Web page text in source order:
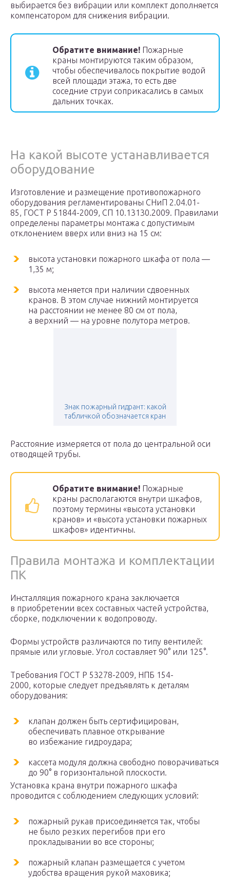
выбирается без вибрации или комплект дополняется
компенсатором для снижения вибрации.
Обратите внимание! Пожарные
краны монтируются таким образом,
чтобы обеспечивалось покрытие водой
всей площади этажа, то есть две
соседние струи соприкасались в самых
дальних точках.
На какой высоте устанавливается
оборудование
Изготовление и размещение противопожарного
оборудования регламентированы СНиП 2.04.01-
85, ГОСТ Р 51844-2009, СП 10.13130.2009. Правилами
определены параметры монтажа с допустимым
отклонением вверх или вниз на 15 см:
высота установки пожарного шкафа от пола —
1,35 м;
высота меняется при наличии сдвоенных
кранов. В этом случае нижний монтируется
на расстоянии не менее 80 см от пола,
а верхний — на уровне полутора метров.
Знак пожарный гидрант: какой
табличкой обозначается кран
Расстояние измеряется от пола до центральной оси
отводящей трубы.
Обратите внимание! Пожарные
краны располагаются внутри шкафов,
поэтому термины «высота установки
кранов» и «высота установки пожарных
шкафов» идентичны.
Правила монтажа и комплектации
ПК
Инсталляция пожарного крана заключается
в приобретении всех составных частей устройства,
сборке, подключении к водопроводу.
Формы устройств различаются по типу вентилей:
прямые или угловые. Угол составляет 90° или 125°.
Требования ГОСТ Р 53278-2009, НПБ 154-
2000, которые следует предъявлять к деталям
оборудования:
клапан должен быть сертифицирован,
обеспечивать плавное открывание
во избежание гидроудара;
кассета модуля должна свободно поворачиваться
до 90° в горизонтальной плоскости.
Установка крана внутри пожарного шкафа
проводится с соблюдением следующих условий:
пожарный рукав присоединяется так, чтобы
не было резких перегибов при его
прокладывании во все стороны;
пожарный клапан размещается с учетом
удобства вращения рукой маховика;